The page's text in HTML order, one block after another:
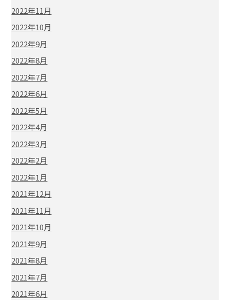
2022年11月
2022年10月
2022年9月
2022年8月
2022年7月
2022年6月
2022年5月
2022年4月
2022年3月
2022年2月
2022年1月
2021年12月
2021年11月
2021年10月
2021年9月
2021年8月
2021年7月
2021年6月